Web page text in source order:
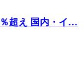
超え 国内・イ…